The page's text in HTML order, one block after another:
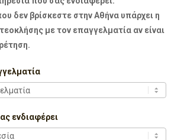
δεν βρίσκεστε στην Αθήνα υπάρχει η
με τον επαγγελματία αν είναι
ενδιαφέρει